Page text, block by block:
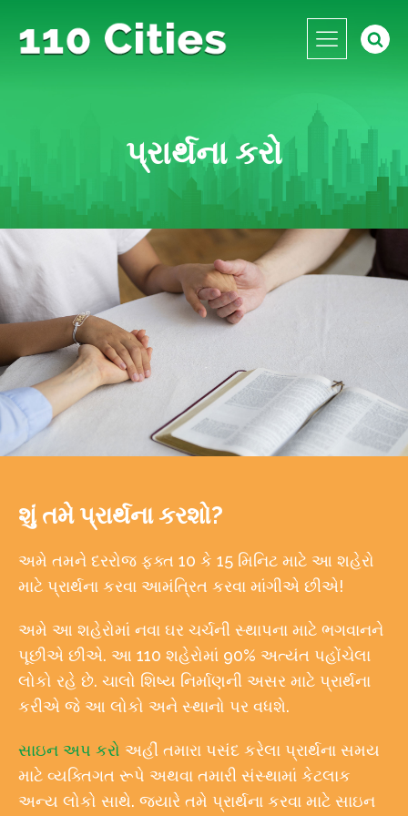
પ્રાર્થના કરો
શું તમે પ્રાર્થના કરશો?
અમે તમને દરરોજ ફક્ત 10 કે 15 મિનિટ માટે આ શહેરો
માટે પ્રાર્થના કરવા આમંત્રિત કરવા માંગીએ છીએ!
અમે આ શહેરોમાં નવા ઘર ચર્ચની સ્થાપના માટે ભગવાનને
પૂછીએ છીએ. આ 110 શહેરોમાં 90% અત્યંત પહોંચેલા
લોકો રહે છે. ચાલો શિષ્ય નિર્માણની અસર માટે પ્રાર્થના
કરીએ જે આ લોકો અને સ્થાનો પર વધશે.
સાઇન અપ કરો અહીં તમારા પસંદ કરેલા પ્રાર્થના સમય
માટે વ્યક્તિગત રૂપે અથવા તમારી સંસ્થામાં કેટલાક
અન્ય લોકો સાથે. જ્યારે તમે પ્રાર્થના કરવા માટે સાઇન